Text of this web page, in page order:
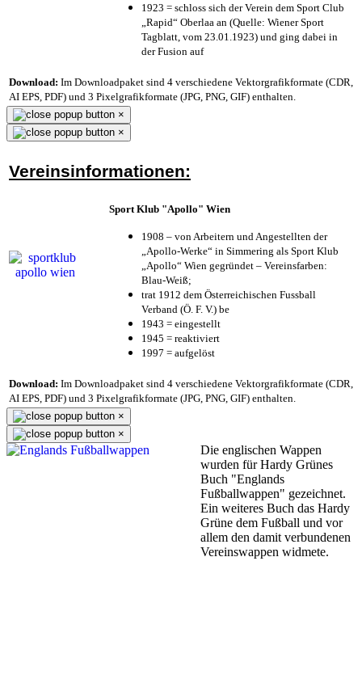
1923 = schloss sich der Verein dem Sport Club
„Rapid“ Oberlaa an (Quelle: Wiener Sport
Tagblatt, vom 23.01.1923) und ging dabei in
der Fusion auf
Download: Im Downloadpaket sind 4 verschiedene Vektorgrafikformate (CDR,
AI EPS, PDF) und 3 Pixelgrafikformate (JPG, PNG, GIF) enthalten.
×
×
Vereinsinformationen:
Sport Klub "Apollo" Wien
1908 – von Arbeitern und Angestellten der
„Apollo-Werke“ in Simmering als Sport Klub
„Apollo“ Wien gegründet – Vereinsfarben:
Blau-Weiß;
trat 1912 dem Österreichischen Fussball
Verband (Ö. F. V.) be
1943 = eingestellt
1945 = reaktiviert
1997 = aufgelöst
Download: Im Downloadpaket sind 4 verschiedene Vektorgrafikformate (CDR,
AI EPS, PDF) und 3 Pixelgrafikformate (JPG, PNG, GIF) enthalten.
×
×
Die englischen Wappen
wurden für Hardy Grünes
Buch "Englands
Fußballwappen" gezeichnet.
Ein weiteres Buch das Hardy
Grüne dem Fußball und vor
allem den damit verbundenen
Vereinswappen widmete.